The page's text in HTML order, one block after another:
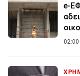
e-
02:00